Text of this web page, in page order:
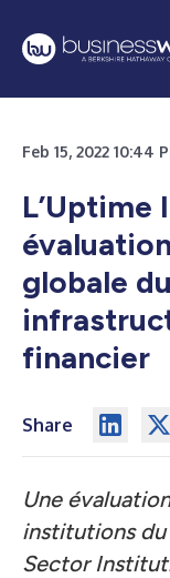
Feb 15, 2022
L’Uptime
globale
financier
Share
Une
institutions du
Sector